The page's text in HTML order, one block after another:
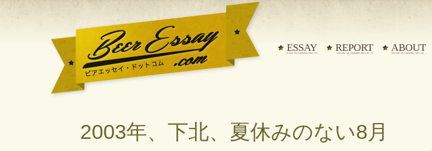
ドットコム]
ESSAY REPORT ABOUT
2003年、下北、夏休みのない8月